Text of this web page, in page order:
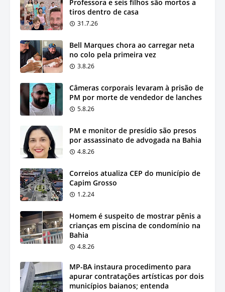
Professora e seis filhos são mortos a
tiros dentro de casa
31.7.26
Bell Marques chora ao carregar neta
no colo pela primeira vez
3.8.26
Câmeras corporais levaram à prisão de
PM por morte de vendedor de lanches
5.8.26
PM e monitor de presídio são presos
por assassinato de advogada na Bahia
4.8.26
Correios atualiza CEP do município de
Capim Grosso
1.2.24
Homem é suspeito de mostrar pênis a
crianças em piscina de condomínio na
Bahia
4.8.26
MP-BA instaura procedimento para
apurar contratações artísticas por dois
municípios baianos; entenda